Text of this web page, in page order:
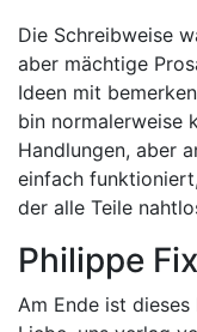
Die Schreibweise
aber mächtige
Ideen mit
bin normalerweise
Handlungen, aber
einfach
der alle Teile
Philippe
Am Ende ist